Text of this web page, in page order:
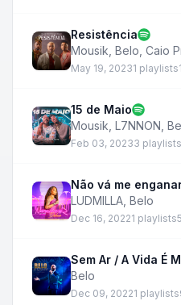
Resistência
Mousik Belo Caio
May 19, 20231 playlists
15 de Maio
Mousik L7NNON
Feb 03, 20233 playlists
Não vá me
LUDMILLA Belo
Dec 16, 20221 playlists
Sem Ar / A Vida É
Belo
Dec 09, 20221 playlists